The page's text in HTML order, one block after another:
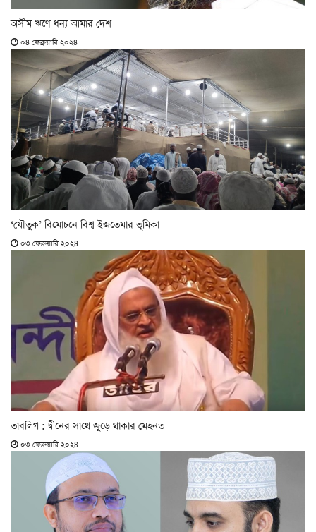
অসীম ঋণে ধন্য আমার দেশ
০৪ ফেব্রুয়ারি ২০২৪
‘যৌতুক’ বিমোচনে বিশ্ব ইজতেমার ভূমিকা
০৩ ফেব্রুয়ারি ২০২৪
তাবলিগ : দ্বীনের সাথে জুড়ে থাকার মেহনত
০৩ ফেব্রুয়ারি ২০২৪